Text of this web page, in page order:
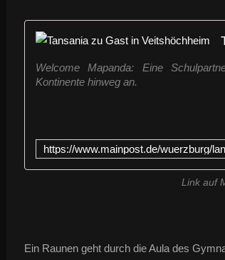
Welcome Mapanda: Eine
Kontinente hinweg an.
Link auf
Ein Raunen geht durch die Aula des